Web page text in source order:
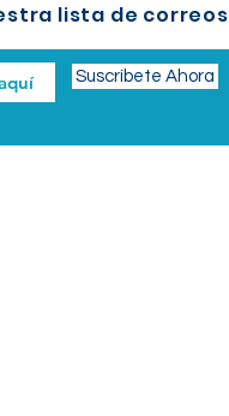
lista de correos
Suscríbete Ahora